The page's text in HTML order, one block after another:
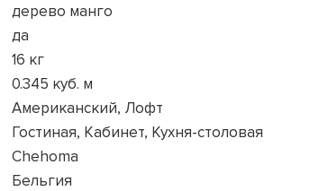
дерево манго
да
16 кг
0.345 куб. м
Американский, Лофт
Гостиная, Кабинет, Кухня-столовая
Chehoma
Бельгия